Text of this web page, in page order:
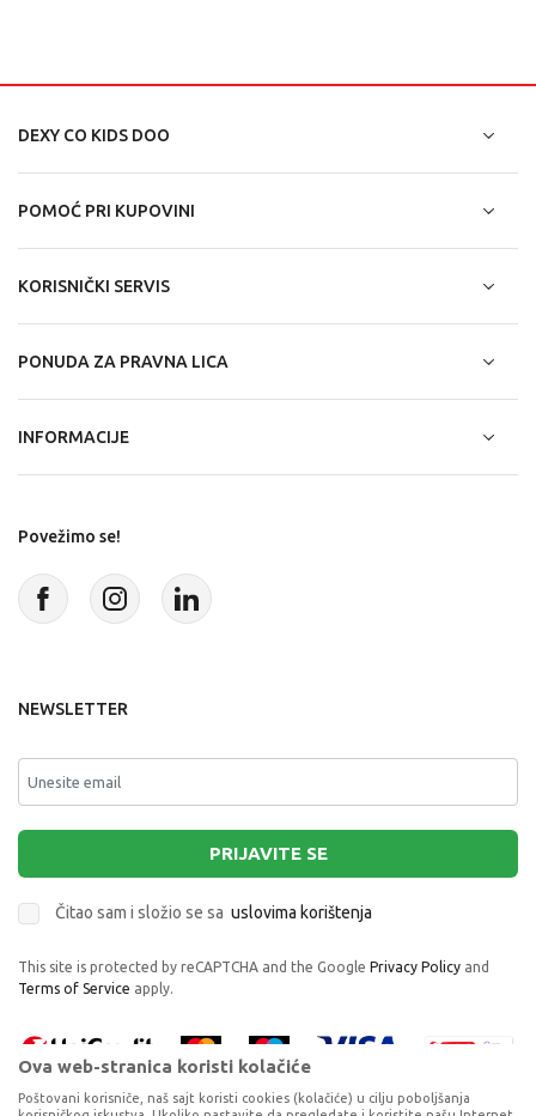
DEXY CO KIDS DOO
POMOĆ PRI KUPOVINI
KORISNIČKI SERVIS
PONUDA ZA PRAVNA LICA
INFORMACIJE
Povežimo se!
NEWSLETTER
PRIJAVITE SE
Čitao sam i složio se sa uslovima korištenja
This site is protected by reCAPTCHA and the Google Privacy Policy and
Terms of Service apply.
Ova web-stranica koristi kolačiće
Poštovani korisniče, naš sajt koristi cookies (kolačiće) u cilju poboljšanja